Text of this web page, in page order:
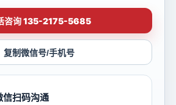
咨询 135-2175-5685
复制微信号/手机号
信扫码沟通